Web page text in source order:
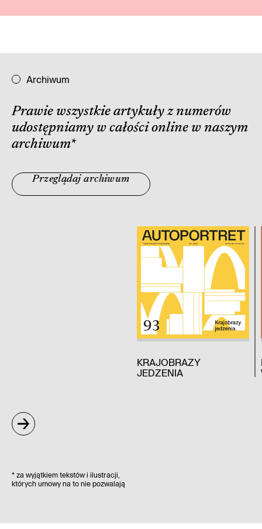
Archiwum
Prawie wszystkie artykuły z numerów
udostępniamy w całości online w naszym
archiwum*
Przeglądaj archiwum
KRAJOBRAZY
JEDZENIA
* za wyjątkiem tekstów i ilustracji,
których umowy na to nie pozwalają